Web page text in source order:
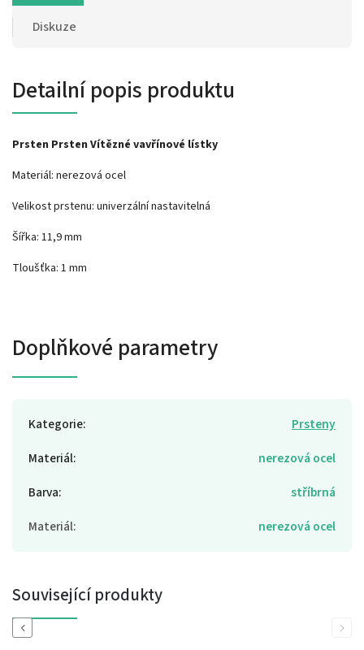
Diskuze
Detailní popis produktu
Prsten Prsten Vítězné vavřínové lístky
Materiál: nerezová ocel
Velikost prstenu: univerzální nastavitelná
Šířka: 11,9 mm
Tloušťka: 1 mm
Doplňkové parametry
Kategorie:
Prsteny
Materiál:
nerezová ocel
Barva:
stříbrná
Materiál: nerezová ocel
Související produkty
Previous Next